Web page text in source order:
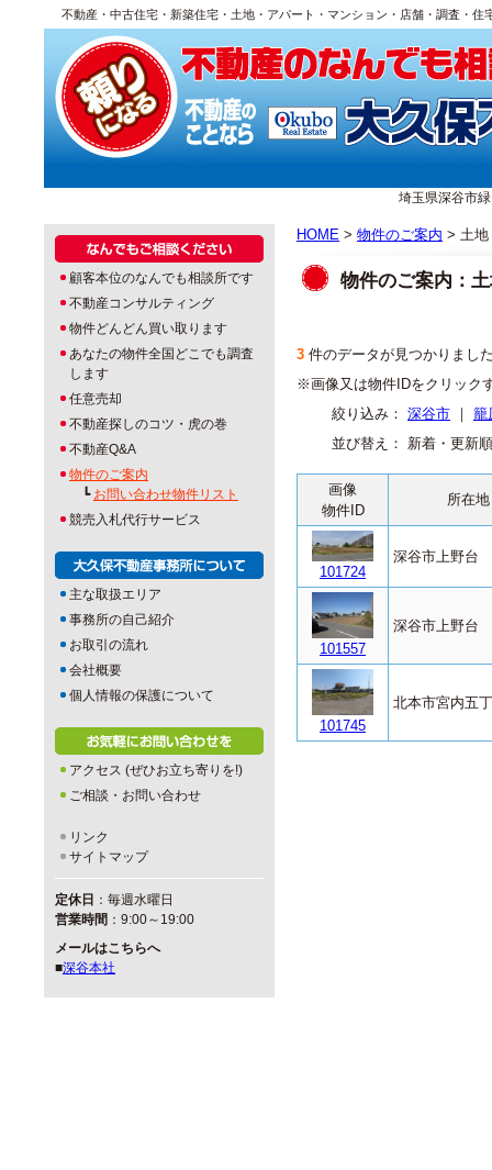
不動産・中古住宅・新築住宅・土地・アパート・マンション・店舗・調査・
埼玉県深谷市
HOME > 物件のご案内 > 土地
物件のご案内：
3 件のデータが見つかりまし
※画像又は物件IDをクリック
絞り込み： 深谷市 ｜ 籠
並び替え： 新着・更新順
画像
物件ID
所在地
101724
深谷市上野台
101557
深谷市上野台
101745
北本市宮内五
顧客本位のなんでも相談所です
不動産コンサルティング
物件どんどん買い取ります
あなたの物件全国どこでも調査
します
任意売却
不動産探しのコツ・虎の巻
不動産Q&A
物件のご案内
┗ お問い合わせ物件リスト
競売入札代行サービス
主な取扱エリア
事務所の自己紹介
お取引の流れ
会社概要
個人情報の保護について
アクセス (ぜひお立ち寄りを!)
ご相談・お問い合わせ
リンク
サイトマップ
定休日 ：毎週水曜日
営業時間 ：9:00～19:00
メールはこちらへ
■深谷本社